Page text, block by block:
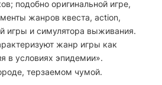
подобно оригинальной игре,
жанров квеста, action,
игры и симулятора выживания.
жанр игры как
в условиях эпидемии».
терзаемом чумой.